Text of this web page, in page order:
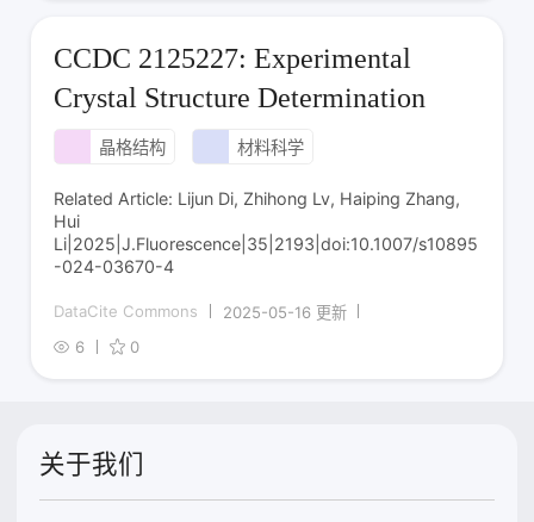
CCDC 2125227: Experimental
Crystal Structure Determination
晶格结构 材料科学
Related Article: Lijun Di, Zhihong Lv, Haiping Zhang,
Hui
Li|2025|J.Fluorescence|35|2193|doi:10.1007/s10895
-024-03670-4
DataCite Commons
2025-05-16 更新
6
0
关于我们